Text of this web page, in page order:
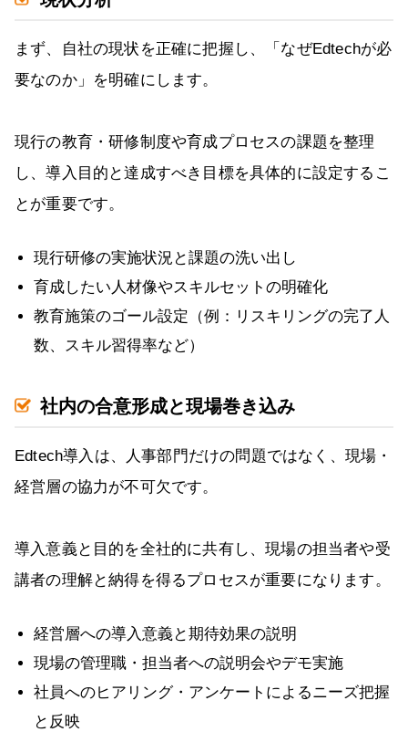
まず、自社の現状を正確に把握し、「なぜEdtechが必
要なのか」を明確にします。
現行の教育・研修制度や育成プロセスの課題を整理
し、導入目的と達成すべき目標を具体的に設定するこ
とが重要です。
現行研修の実施状況と課題の洗い出し
育成したい人材像やスキルセットの明確化
教育施策のゴール設定（例：リスキリングの完了人
数、スキル習得率など）
社内の合意形成と現場巻き込み
Edtech導入は、人事部門だけの問題ではなく、現場・
経営層の協力が不可欠です。
導入意義と目的を全社的に共有し、現場の担当者や受
講者の理解と納得を得るプロセスが重要になります。
経営層への導入意義と期待効果の説明
現場の管理職・担当者への説明会やデモ実施
社員へのヒアリング・アンケートによるニーズ把握
と反映